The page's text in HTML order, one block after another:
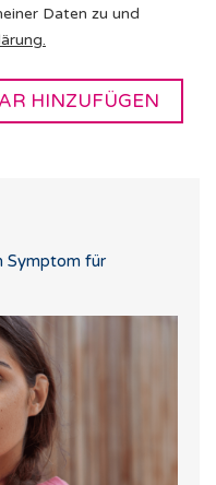
Daten zu und
.
Symptom für